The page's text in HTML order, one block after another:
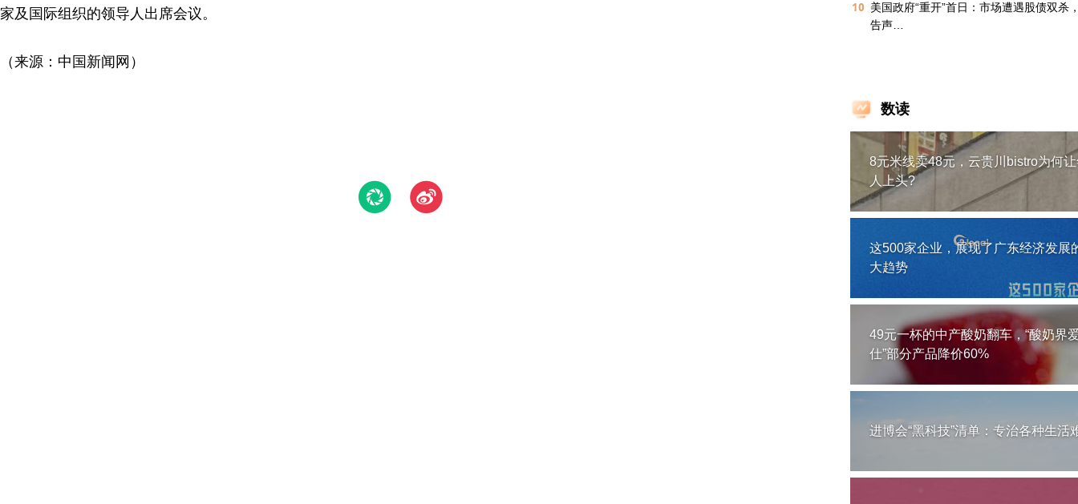
家及国际组织的领导人出席会议。
（来源：中国新闻网）
10 美国政府“重开”首日：市场遭遇股债双杀
告声…
数读
8元米线卖48元，云贵川bistro为何
人上头?
这500家企业，展现了广东经济发展
大趋势
49元一杯的中产酸奶翻车，“酸奶界
仕”部分产品降价60%
进博会“黑科技”清单：专治各种生活